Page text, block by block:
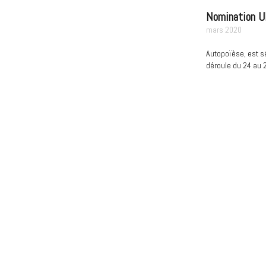
Nomination
mars 2020
Autopoïèse, est
déroule du 24 au